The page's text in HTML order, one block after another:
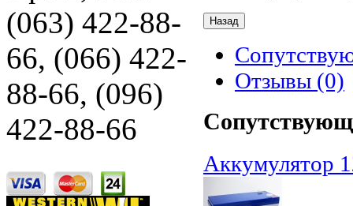
Отзывы (0)
Аккумулятор
(063) 422-88-
66, (066) 422-
88-66, (096)
422-88-66